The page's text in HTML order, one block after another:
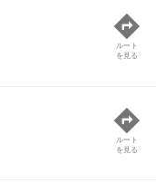
ルート
を見る
ルート
を見る